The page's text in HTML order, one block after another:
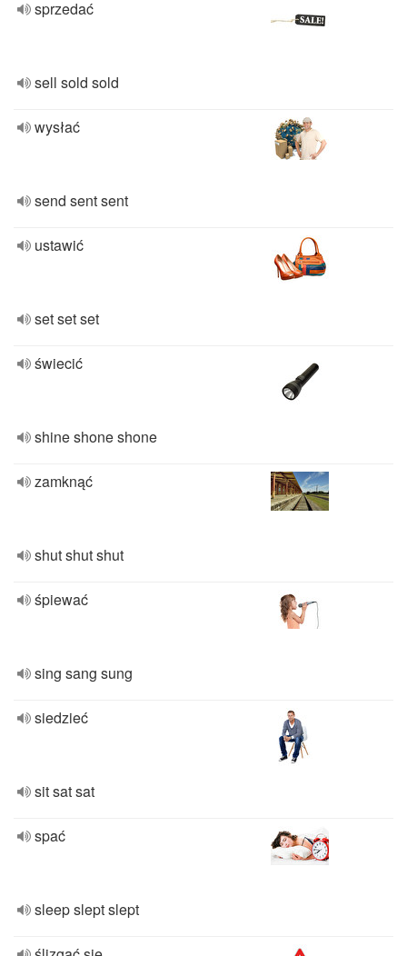
sprzedać
sell sold sold
wysłać
send sent sent
ustawić
set set set
świecić
shine shone shone
zamknąć
shut shut shut
śpiewać
sing sang sung
siedzieć
sit sat sat
spać
sleep slept slept